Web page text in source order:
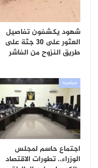
شهود يكشفون تفاصيل
العثور على 30 جثة على
طريق النزوح من الفاشر
سياسية
اجتماع حاسم لمجلس
الوزراء.. تطورات الاقتصاد